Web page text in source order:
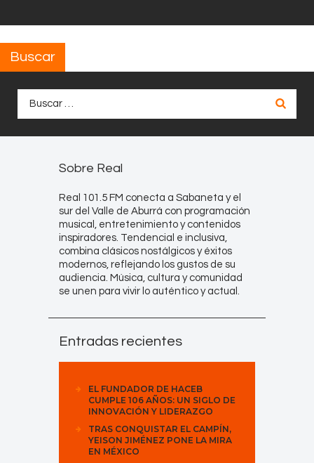
Buscar
Sobre Real
Real 101.5 FM conecta a Sabaneta y el
sur del Valle de Aburrá con programación
musical, entretenimiento y contenidos
inspiradores. Tendencial e inclusiva,
combina clásicos nostálgicos y éxitos
modernos, reflejando los gustos de su
audiencia. Música, cultura y comunidad
se unen para vivir lo auténtico y actual.
Entradas recientes
EL FUNDADOR DE HACEB
CUMPLE 106 AÑOS: UN SIGLO DE
INNOVACIÓN Y LIDERAZGO
TRAS CONQUISTAR EL CAMPÍN,
YEISON JIMÉNEZ PONE LA MIRA
EN MÉXICO